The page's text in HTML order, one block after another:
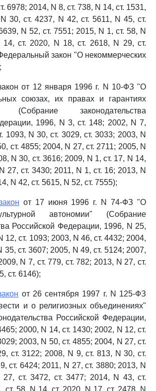
6978; 2014, N 8, ст. 738, N 14, ст. 1531,
30, ст. 4237, N 42, ст. 5611, N 45, ст.
N 52, ст. 7551; 2015, N 1, ст. 58, N
14, ст. 2020, N 18, ст. 2618, N 29, ст.
закон "О некоммерческих
от 12 января 1996 г. N 10-ФЗ "О
союзах, их правах и гарантиях
(Собрание законодательства
1996, N 3, ст. 148; 2002, N 7,
1093, N 30, ст. 3029, ст. 3033; 2003, N
ст. 4855; 2004, N 27, ст. 2711; 2005, N
N 30, ст. 3616; 2009, N 1, ст. 17, N 14,
27, ст. 3430; 2011, N 1, ст. 16; 2013, N
N 42, ст. 5615, N 52, ст. 7555);
от 17 июня 1996 г. N 74-ФЗ "О
автономии" (Собрание
Российской Федерации, 1996, N 25,
12, ст. 1093; 2003, N 46, ст. 4432; 2004,
35, ст. 3607; 2005, N 49, ст. 5124; 2007,
N 7, ст. 779, ст. 782; 2013, N 27, ст.
ст. 6146);
от 26 сентября 1997 г. N 125-ФЗ
и о религиозных объединениях"
Российской Федерации,
2000, N 14, ст. 1430; 2002, N 12, ст.
2003, N 50, ст. 4855; 2004, N 27, ст.
ст. 3122; 2008, N 9, ст. 813, N 30, ст.
ст. 6424; 2011, N 27, ст. 3880; 2013, N
ст. 3472, ст. 3477; 2014, N 43, ст.
ст. 58, N 14, ст. 2020, N 17, ст. 2478, N